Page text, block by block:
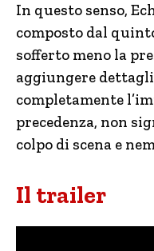
In questo senso,
composto dal
sofferto meno la
aggiungere
completamente
precedenza, non
colpo di scena e
Il trailer